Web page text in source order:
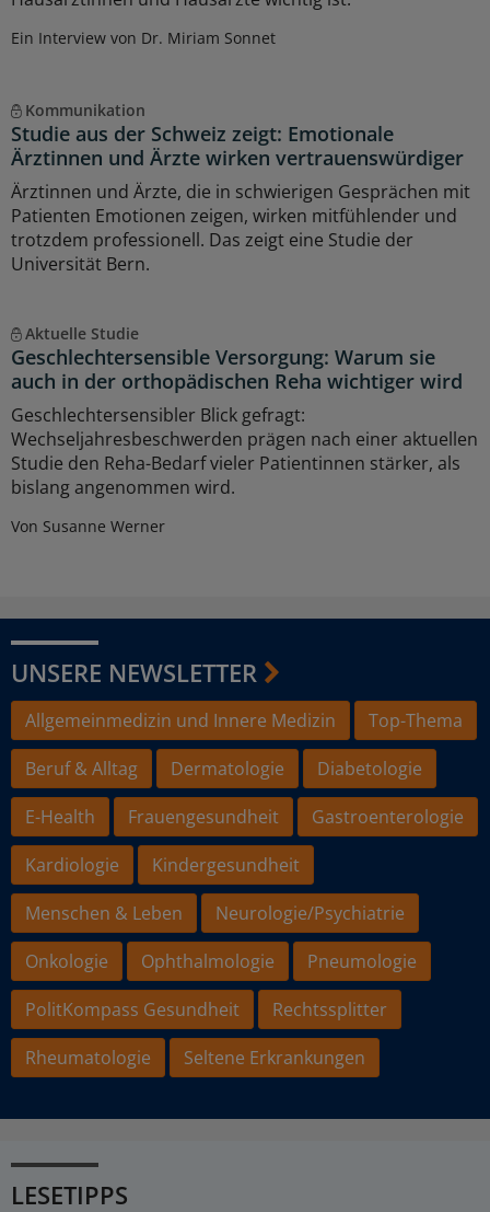
Ein Interview von Dr. Miriam Sonnet
Kommunikation
Studie aus der Schweiz zeigt: Emotionale
Ärztinnen und Ärzte wirken vertrauenswürdiger
Ärztinnen und Ärzte, die in schwierigen Gesprächen mit
Patienten Emotionen zeigen, wirken mitfühlender und
trotzdem professionell. Das zeigt eine Studie der
Universität Bern.
Aktuelle Studie
Geschlechtersensible Versorgung: Warum sie
auch in der orthopädischen Reha wichtiger wird
Geschlechtersensibler Blick gefragt:
Wechseljahresbeschwerden prägen nach einer aktuellen
Studie den Reha-Bedarf vieler Patientinnen stärker, als
bislang angenommen wird.
Von Susanne Werner
UNSERE NEWSLETTER
Allgemeinmedizin und Innere Medizin
Top-Thema
Beruf & Alltag
Dermatologie
Diabetologie
E-Health
Frauengesundheit
Gastroenterologie
Kardiologie
Kindergesundheit
Menschen & Leben
Neurologie/Psychiatrie
Onkologie
Ophthalmologie
Pneumologie
PolitKompass Gesundheit
Rechtssplitter
Rheumatologie
Seltene Erkrankungen
LESETIPPS